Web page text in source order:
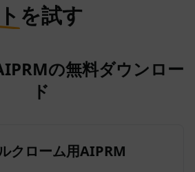
ト を試す
の無料ダウンロー
ド
クローム用AIPRM